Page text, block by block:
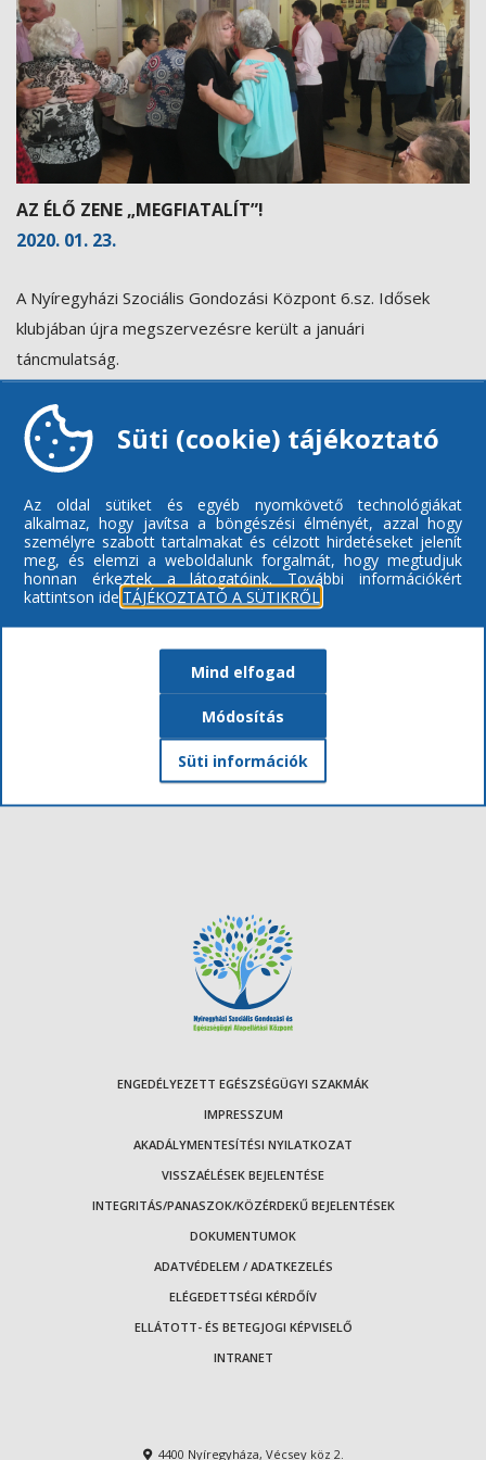
AZ ÉLŐ ZENE „MEGFIATALÍT”!
2020. 01. 23.
A Nyíregyházi Szociális Gondozási Központ 6.sz. Idősek
klubjában újra megszervezésre került a januári
táncmulatság.
Az élő zenét Hajner Csaba szolgáltatta ismét jótékony céllal.
Vendégünk volt az 9.sz. Idősek klubja, aki szintén fiatalos
lendülettel, ropták a táncot, és természetesen senkinek
értékes tombola ajándékok kerültek kisorsolásra. A frissítő
habos kávé pedig újabb lendületet adott a tánchoz.
Köszönjük szépen Csabának a nagyon jó zenét, mely által a
két klub fiatalodott jó pár évet!
itttekintheti meg.
VISSZA A TÖBBIHEZ
ENGEDÉLYEZETT EGÉSZSÉGÜGYI SZAKMÁK
IMPRESSZUM
AKADÁLYMENTESÍTÉSI NYILATKOZAT
VISSZAÉLÉSEK BEJELENTÉSE
INTEGRITÁS/PANASZOK/KÖZÉRDEKŰ BEJELENTÉSEK
DOKUMENTUMOK
ADATVÉDELEM / ADATKEZELÉS
ELÉGEDETTSÉGI KÉRDŐÍV
ELLÁTOTT- ÉS BETEGJOGI KÉPVISELŐ
INTRANET
4400 Nyíregyháza, Vécsey köz 2.
Süti (cookie) tájékoztató
Az oldal sütiket és egyéb nyomkövető technológiákat
alkalmaz, hogy javítsa a böngészési élményét, azzal hogy
személyre szabott tartalmakat és célzott hirdetéseket jelenít
meg, és elemzi a weboldalunk forgalmát, hogy megtudjuk
honnan érkeztek a látogatóink.
További információkért
kattintson ide: TÁJÉKOZTATÓ A SÜTIKRŐL
Mind elfogad
Módosítás
Süti információk